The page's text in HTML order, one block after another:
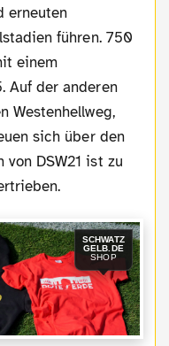
erneuten
führen. 750
einem
Auf der anderen
Westenhellweg,
sich über den
von DSW21 ist zu
SCHWATZ
GELB.DE
SHOP